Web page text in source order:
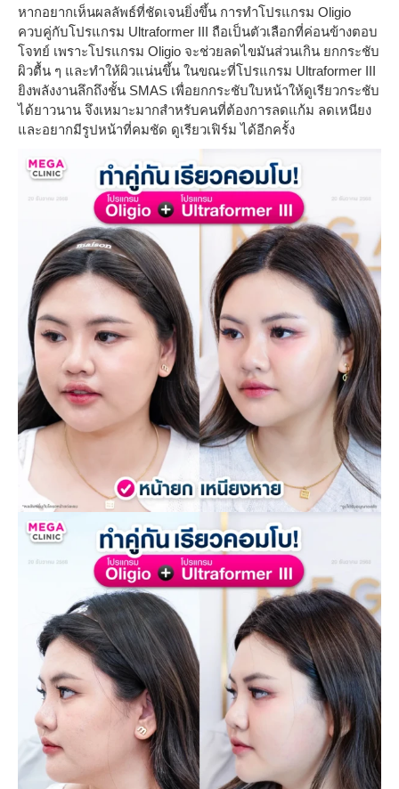
หากอยากเห็นผลลัพธ์ที่ชัดเจนยิ่งขึ้น การทำโปรแกรม Oligio
ควบคู่กับโปรแกรม Ultraformer III ถือเป็นตัวเลือกที่ค่อนข้างตอบ
โจทย์ เพราะโปรแกรม Oligio จะช่วยลดไขมันส่วนเกิน ยกกระชับ
ผิวตื้น ๆ และทำให้ผิวแน่นขึ้น ในขณะที่โปรแกรม Ultraformer III
ยิงพลังงานลึกถึงชั้น SMAS เพื่อยกกระชับใบหน้าให้ดูเรียวกระชับ
ได้ยาวนาน จึงเหมาะมากสำหรับคนที่ต้องการลดแก้ม ลดเหนียง
และอยากมีรูปหน้าที่คมชัด ดูเรียวเฟิร์ม ได้อีกครั้ง